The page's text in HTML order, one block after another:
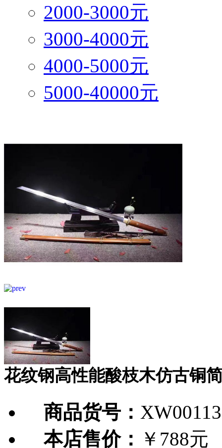
2000-3000元
3000-4000元
4000-5000元
5000-40000元
花纹钢高性能酸枝木仿古铜
商品货号：
本店售价： ￥788元